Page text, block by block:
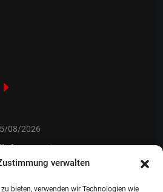
verwalten
bieten, verwenden wir Technologien wie
08/2026
:-)